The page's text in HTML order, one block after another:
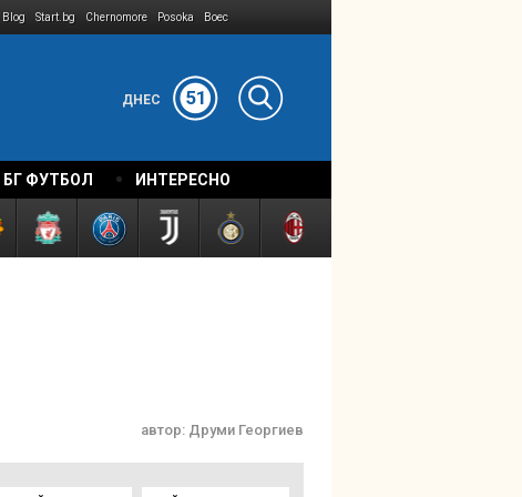
Blog Start.bg Chernomore Posoka Boec
ДНЕС 51
БГ ФУТБОЛ ИНТЕРЕСНО
автор: Друми Георгиев